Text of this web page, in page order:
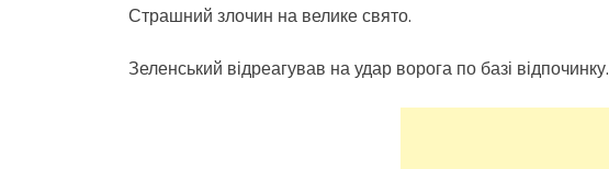
Страшний злочин на велике свято.
Зеленський відреагував на удар ворога по базі відпочинку.